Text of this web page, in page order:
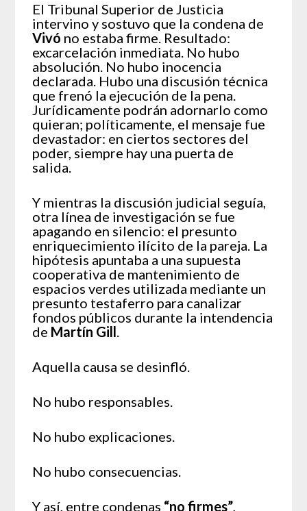
El Tribunal Superior de Justicia
intervino y sostuvo que la condena de
Vivó no estaba firme. Resultado:
excarcelación inmediata. No hubo
absolución. No hubo inocencia
declarada. Hubo una discusión técnica
que frenó la ejecución de la pena.
Jurídicamente podrán adornarlo como
quieran; políticamente, el mensaje fue
devastador: en ciertos sectores del
poder, siempre hay una puerta de
salida.
Y mientras la discusión judicial seguía,
otra línea de investigación se fue
apagando en silencio: el presunto
enriquecimiento ilícito de la pareja. La
hipótesis apuntaba a una supuesta
cooperativa de mantenimiento de
espacios verdes utilizada mediante un
presunto testaferro para canalizar
fondos públicos durante la intendencia
de Martín Gill.
Aquella causa se desinfló.
No hubo responsables.
No hubo explicaciones.
No hubo consecuencias.
Y así, entre condenas “no firmes”,